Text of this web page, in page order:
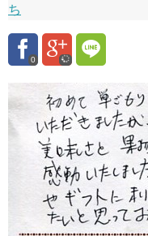
ち
0